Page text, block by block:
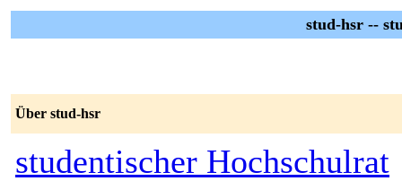
stud-hsr --
Über stud-hsr
studentischer Hochschulrat